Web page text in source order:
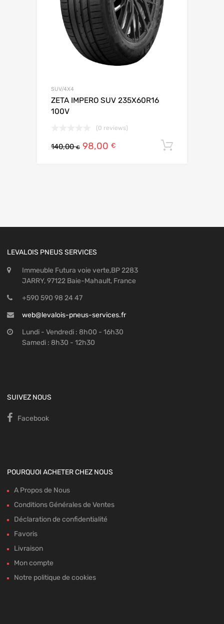
SUV/4X4
ZETA IMPERO SUV 235X60R16
100V
(0 reviews)
140,00€ 98,00 €
LEVALOIS PNEUS SERVICES
Immeuble Futura voie verte,BP 2283
JARRY, 97122 Baie-Mahault, France
+590 590 98 24 47
web@levalois-pneus-services.fr
Lundi - Vendredi : 8h00 - 16h30
Samedi : 8h30 - 12h30
SUIVEZ NOUS
Facebook
POURQUOI ACHETER CHEZ NOUS
A Propos de Nous
Conditions Générales de Ventes
Déclaration de confidentialité
Favoris
Livraison
Mon compte
Notre politique de cookies